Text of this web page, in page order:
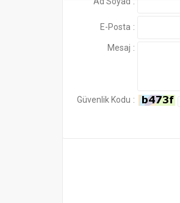
E-Posta :
Mesaj :
Güvenlik Kodu :
180,50 €